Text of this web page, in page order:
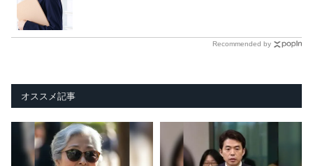
Recommended by
オススメ記事